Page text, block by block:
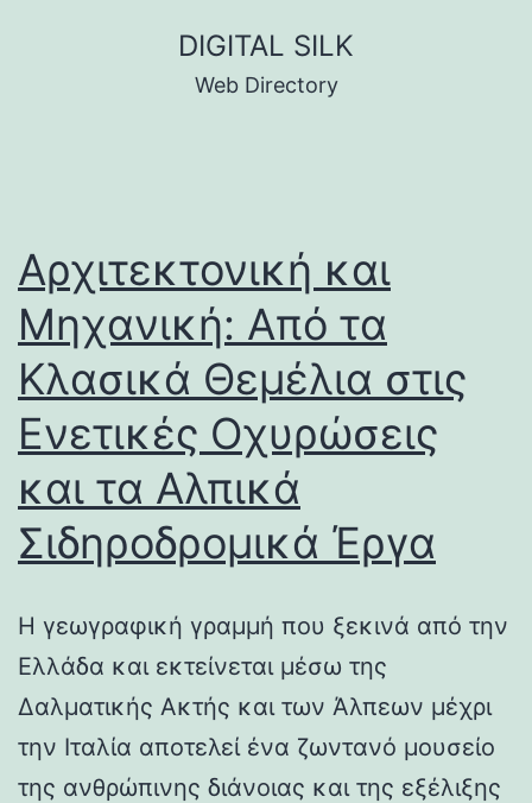
DIGITAL SILK
Web Directory
Αρχιτεκτονική και
Μηχανική: Από τα
Κλασικά Θεμέλια στις
Ενετικές Οχυρώσεις
και τα Αλπικά
Σιδηροδρομικά Έργα
Η γεωγραφική γραμμή που ξεκινά από την
Ελλάδα και εκτείνεται μέσω της
Δαλματικής Ακτής και των Άλπεων μέχρι
την Ιταλία αποτελεί ένα ζωντανό μουσείο
της ανθρώπινης διάνοιας και της εξέλιξης